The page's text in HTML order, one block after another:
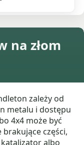
na złom
zależy od
metalu i dostępu
4x4 może być
brakujące części,
albo